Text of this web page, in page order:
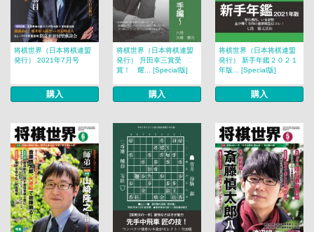
将棋世界（日本将棋連盟
発行） 2021年7月号
購入
将棋世界（日本将棋連盟
発行） 升田幸三賞受
賞！ 耀... [Special版]
購入
将棋世界（日本将棋連盟
発行） 新手年鑑２０２１
年版... [Special版]
購入